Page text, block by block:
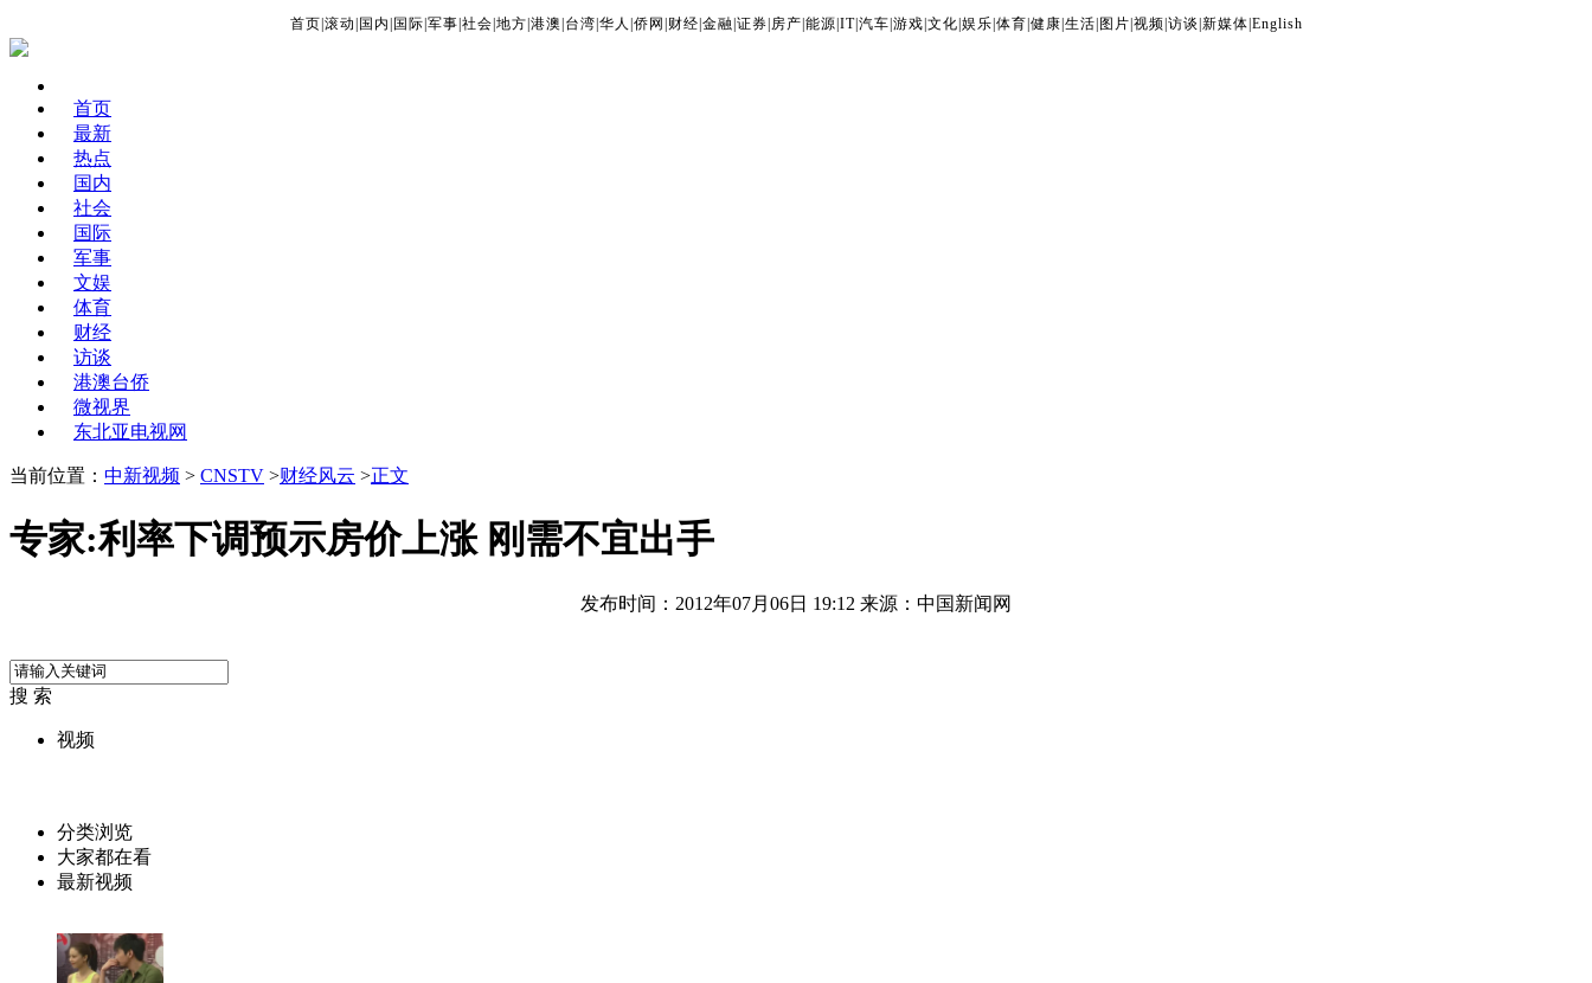
首页 滚动 国内 国际 军事 社会 地方 港澳 台湾 华人 侨网 财经 金融 证券 房产 能源 IT| 汽车 游戏 文化 娱乐 体育 健康 生活 图片 视频 访谈 新媒体 English
首页
最新
热点
国内
社会
国际
军事
文娱
体育
财经
访谈
港澳台侨
微视界
东北亚电视网
当前位置： 中新视频 > CNSTV >财经风云 >正文
专家:利率下调预示房价上涨 刚需不宜出手
发布时间：2012年07月06日 19:12 来源：中国新闻网
搜 索
视频
分类浏览
大家都在看
最新视频